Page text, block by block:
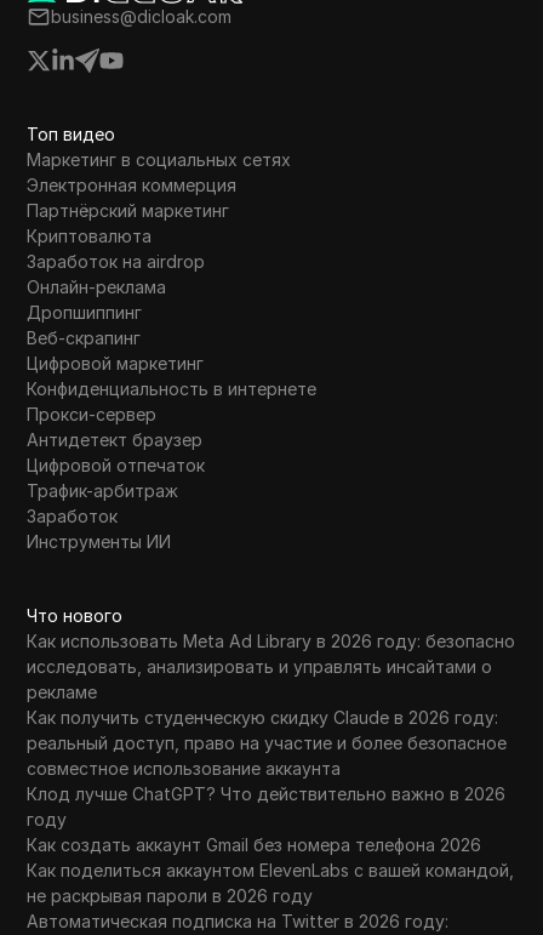
business@dicloak.com
Топ видео
Маркетинг в социальных сетях
Электронная коммерция
Партнёрский маркетинг
Криптовалюта
Заработок на airdrop
Онлайн-реклама
Дропшиппинг
Веб-скрапинг
Цифровой маркетинг
Конфиденциальность в интернете
Прокси-сервер
Антидетект браузер
Цифровой отпечаток
Трафик-арбитраж
Заработок
Инструменты ИИ
Что нового
Как использовать Meta Ad Library в 2026 году: безопасно
исследовать, анализировать и управлять инсайтами о
рекламе
Как получить студенческую скидку Claude в 2026 году:
реальный доступ, право на участие и более безопасное
совместное использование аккаунта
Клод лучше ChatGPT? Что действительно важно в 2026
году
Как создать аккаунт Gmail без номера телефона 2026
Как поделиться аккаунтом ElevenLabs с вашей командой,
не раскрывая пароли в 2026 году
Автоматическая подписка на Twitter в 2026 году: